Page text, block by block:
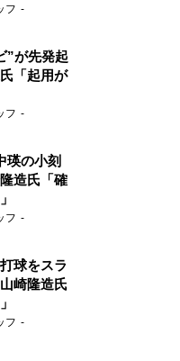
フ
”が先発起
「起用が
フ
瑛の小刻
造氏「確
フ
球をスラ
崎隆造氏
フ